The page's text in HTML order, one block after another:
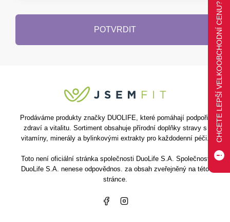
POTVRDIT
Prodáváme produkty značky DUOLIFE, které pomáhají podpořit
zdraví a vitalitu. Sortiment obsahuje přírodní doplňky stravy s
vitamíny, minerály a bylinkovými extrakty pro každodenní péči.
Toto není oficiální stránka společnosti DuoLife S.A. Společnost
DuoLife S.A. nenese odpovědnos. za obsah zveřejněný na této
stránce.
CHCETE LEPŠÍ VELKOOBCHODNÍ CENU?